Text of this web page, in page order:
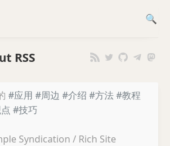
RSS
#应用 #周边 #介绍 #方法#教程
#技巧
Syndication / Rich Site